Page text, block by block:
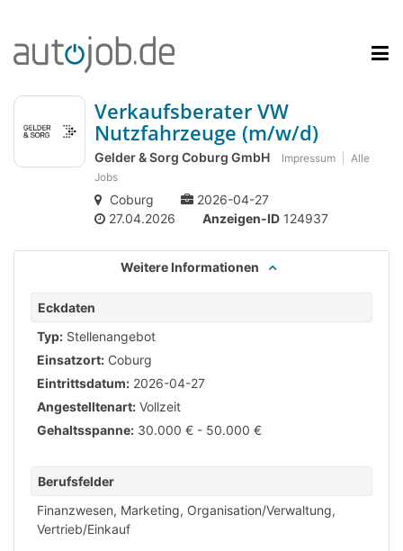
Verkaufsberater VW
Nutzfahrzeuge (m/w/d)
Gelder & Sorg Coburg GmbH Impressum
Alle
Jobs
Coburg
2026-04-27
27.04.2026
Anzeigen-ID 124937
Weitere Informationen
Eckdaten
Typ: Stellenangebot
Einsatzort: Coburg
Eintrittsdatum: 2026-04-27
Angestelltenart: Vollzeit
Gehaltsspanne: 30.000 € - 50.000 €
Berufsfelder
Finanzwesen, Marketing, Organisation/Verwaltung,
Vertrieb/Einkauf